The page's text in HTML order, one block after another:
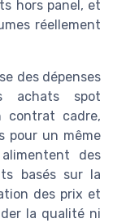
hors panel, et
réellement
des dépenses
achats spot
contrat cadre,
pour un même
des
basés sur la
des prix et
la qualité ni